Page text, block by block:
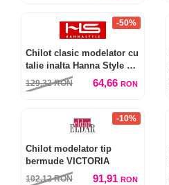
-50%
Chilot clasic modelator cu
talie inalta Hanna Style 06-
49
129,32RON 64,66 RON
-10%
Chilot modelator tip
bermude VICTORIA
102,12RON 91,91 RON